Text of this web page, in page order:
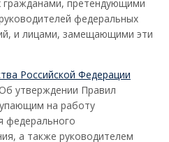
гражданами, претендующими
федеральных
и лицами, замещающими эти
Российской Федерации
утверждении Правил
на работу
федерального
а также руководителем